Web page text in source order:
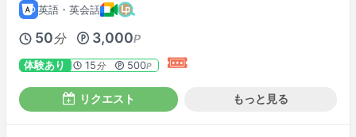
英語・英会話
50分 3,000P
体験あり 15分 500P
リクエスト もっと見る